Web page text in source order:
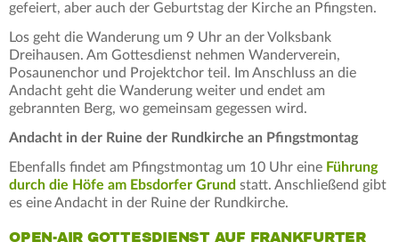
gefeiert, aber auch der Geburtstag der Kirche an Pfingsten.
Los geht die Wanderung um 9 Uhr an der Volksbank
Dreihausen. Am Gottesdienst nehmen Wanderverein,
Posaunenchor und Projektchor teil. Im Anschluss an die
Andacht geht die Wanderung weiter und endet am
gebrannten Berg, wo gemeinsam gegessen wird.
Andacht in der Ruine der Rundkirche an Pfingstmontag
Ebenfalls findet am Pfingstmontag um 10 Uhr eine Führung
durch die Höfe am Ebsdorfer Grund statt. Anschließend gibt
es eine Andacht in der Ruine der Rundkirche.
OPEN-AIR GOTTESDIENST AUF FRANKFURTER